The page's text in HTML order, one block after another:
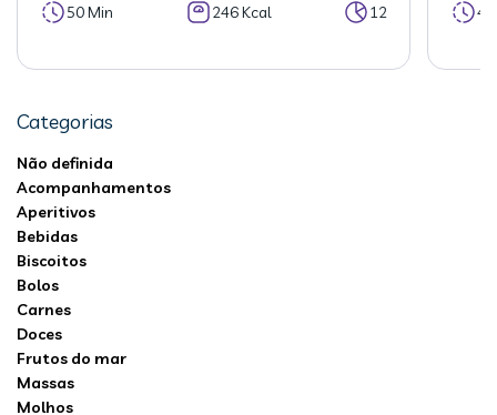
50 Min 246 Kcal 12
Categorias
Não definida
Acompanhamentos
Aperitivos
Bebidas
Biscoitos
Bolos
Carnes
Doces
Frutos do mar
Massas
Molhos